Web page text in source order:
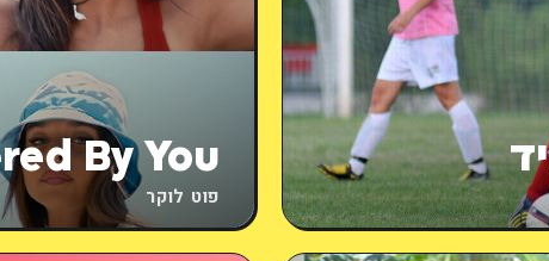
By You
פוט לוקר